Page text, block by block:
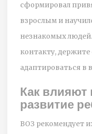
сформировал
взрослым и
незнакомых
контакту, держите
адаптироваться в
Как влияют
развитие
ВОЗ рекомендует